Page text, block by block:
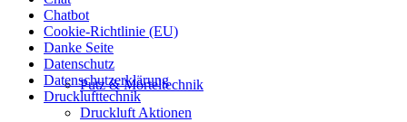
Putz & Mörteltechnik
Chatbot
Cookie-Richtlinie (EU)
Danke Seite
Datenschutz
Datenschutzerklärung
Drucklufttechnik
Druckluft Aktionen